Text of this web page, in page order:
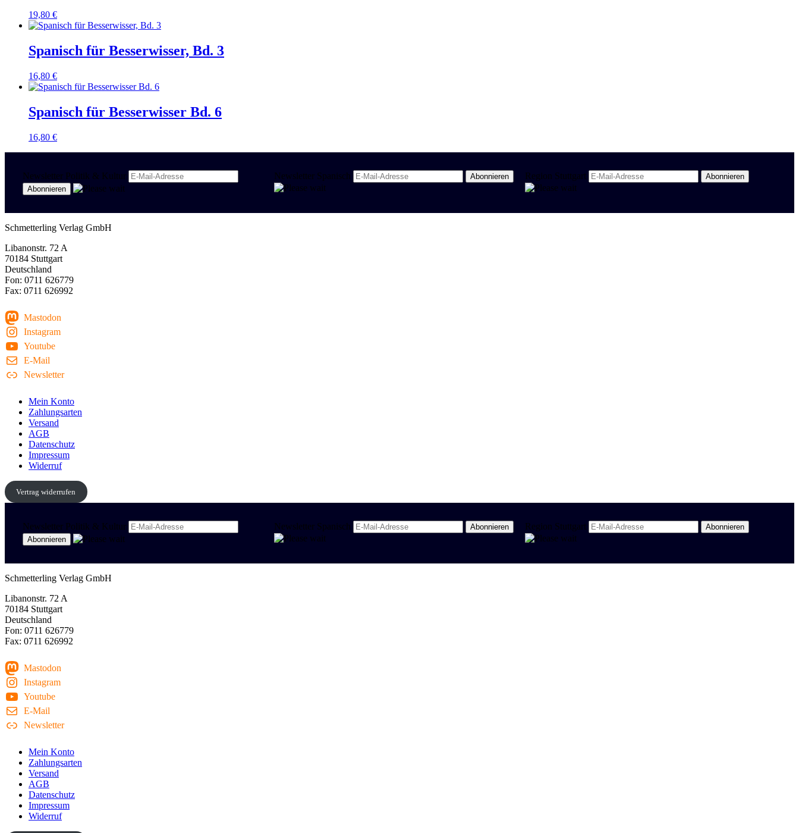
19,80 €
Spanisch für Besserwisser, Bd. 3
16,80 €
Spanisch für Besserwisser Bd. 6
16,80 €
Newsletter Politik & Kultur Newsletter Spanisch Region Stuttgart
Schmetterling Verlag GmbH
Libanonstr. 72 A
70184 Stuttgart
Deutschland
Fon: 0711 626779
Fax: 0711 626992
Mastodon
Instagram
Youtube
E-Mail
Newsletter
Mein Konto
Zahlungsarten
Versand
AGB
Datenschutz
Impressum
Widerruf
Vertrag widerrufen
Newsletter Politik & Kultur Newsletter Spanisch Region Stuttgart
Schmetterling Verlag GmbH
Libanonstr. 72 A
70184 Stuttgart
Deutschland
Fon: 0711 626779
Fax: 0711 626992
Mastodon
Instagram
Youtube
E-Mail
Newsletter
Mein Konto
Zahlungsarten
Versand
AGB
Datenschutz
Impressum
Widerruf